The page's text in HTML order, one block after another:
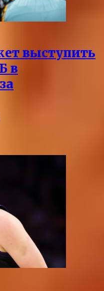
выступить
в